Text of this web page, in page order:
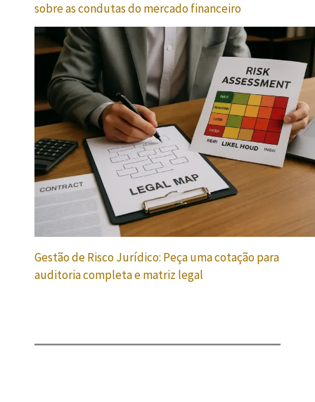
sobre as condutas do mercado financeiro
Gestão de Risco Jurídico: Peça uma cotação para
auditoria completa e matriz legal